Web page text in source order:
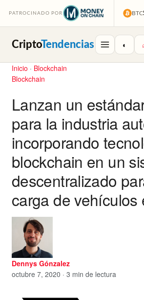
PATROCINADO POR BTC
CriptoTendencias ◐
Inicio · Blockchain
Blockchain
Lanzan un
para la industria
incorporando
blockchain en un
descentralizado
carga de vehículos
Dennys Gónzalez
octubre 7, 2020 · 3 min de lectura